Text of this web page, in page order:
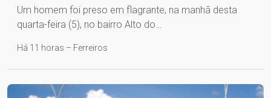
Um homem foi preso em flagrante, na manhã desta
quarta-feira (5), no bairro Alto do…
Há 11 horas – Ferreiros